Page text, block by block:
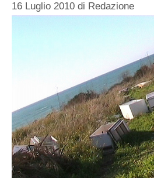
16 Luglio 2010 di Redazione